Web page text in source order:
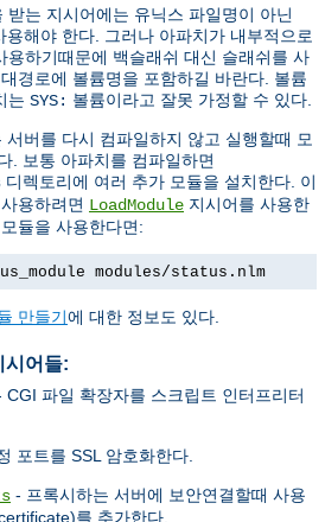
받는 지시어에는 유닉스 파일명이 아닌
용해야 한다. 그러나 아파치가 내부적으로
용하기때문에 백슬래쉬 대신 슬래쉬를 사
경로에 볼륨명을 포함하길 바란다. 볼륨
는 SYS: 볼륨이라고 잘못 가정할 수 있다.
서버를 다시 컴파일하지 않고 실행할때 모
. 보통 아파치를 컴파일하면
디렉토리에 여러 추가 모듈을 설치한다. 이
용하려면 LoadModule 지시어를 사용한
듈을 사용한다면:
modules/status.nlm
만들기에 대한 정보도 있다.
시어들:
CGI 파일 확장자를 스크립트 인터프리터
포트를 SSL 암호화한다.
- 프록시하는 서버에 보안연결할때 사용
를 추가한다.